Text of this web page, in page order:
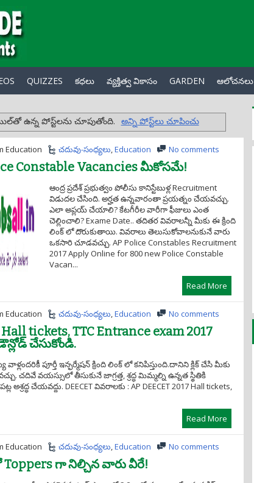
QUIZZES కధలు వ్యక్తిత్వ వికాసం GARDEN ఆలోచనలు
ఉన్న పోస్ట్‌లను చూపుతోంది. అన్ని పోస్ట్‌లు చూపించు
Education చదువు-సంధ్యలు Education No comments
Constable Vacancies మీకోసమే!
ఆంద్ర ప్రదేశ్ ప్రభుత్వం పోలీసు కానిస్టేబుళ్ల Recruitment
విడుదల చేసింది. అర్హత ఉన్నవారంతా ప్రయత్నం చేయవచ్చు.
ఎలా అప్లయ్ చేయాలి? కేటగీరీల వారీగా ఫీజులు ఎంత
చెల్లించాలి? Exame Date.. తదితర వివరాలన్నీ మీకు ఈ క్రింది
లింక్ లో దొరుకుతాయి. వివరాలు తెలుసుకోవాలనుకునే వారు
ఒకసారి చూడవచ్చు. AP Police Constables Recruitment
2017 Apply Online for 800 new Police Constable
Vacan...
Read More
Education చదువు-సంధ్యలు Education No comments
Hall tickets, TTC Entrance exam 2017
చేసుకోండి.
వాళ్లందరికీ పూర్తీ ఇన్ఫర్మేషన్ క్రింది లింక్ లో కనిపిస్తుంది.దానిని క్లిక్ చేసి మీకు
చదివే వయస్సులో తీసుకునే జాగ్రత్త, శ్రద్ధ మిమ్మల్ని ఉన్నత స్థితికి
అశ్రద్ధ చేయవద్దు. DEECET వివరాలకు : AP DEECET 2017 Hall tickets,
Read More
Education చదువు-సంధ్యలు Education No comments
Toppers గా నిల్చిన వారు వీరే!